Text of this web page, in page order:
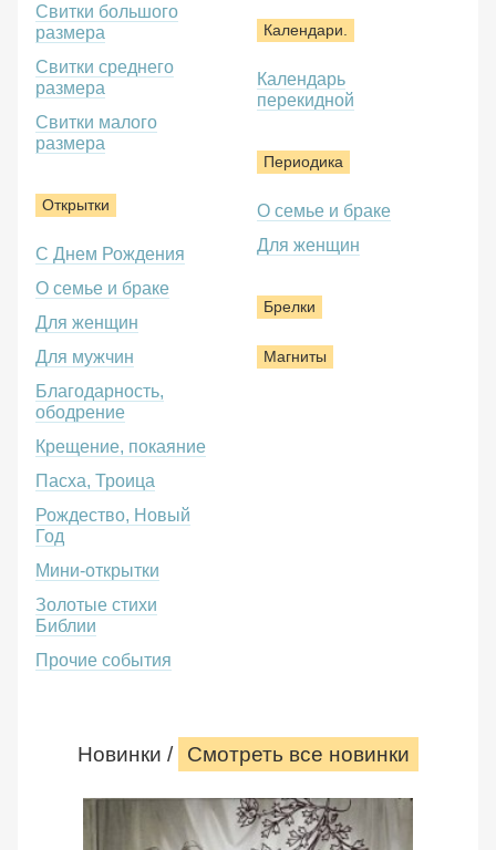
Свитки большого
размера
Свитки среднего
размера
Свитки малого
размера
Открытки
С Днем Рождения
О семье и браке
Для женщин
Для мужчин
Благодарность,
ободрение
Крещение, покаяние
Пасха, Троица
Рождество, Новый
Год
Мини-открытки
Золотые стихи
Библии
Прочие события
Календари.
Календарь
перекидной
Периодика
О семье и браке
Для женщин
Брелки
Магниты
Новинки / Смотреть все новинки